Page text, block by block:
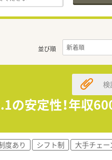
並び順
の安定性！年収
検
度あり シフト制
大手チェー